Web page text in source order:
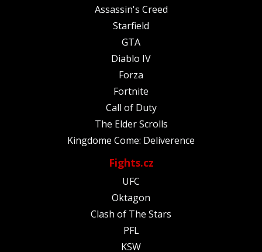
Assassin's Creed
Starfield
GTA
Diablo IV
Forza
Fortnite
Call of Duty
The Elder Scrolls
Kingdome Come: Deliverence
Fights.cz
UFC
Oktagon
Clash of The Stars
PFL
KSW